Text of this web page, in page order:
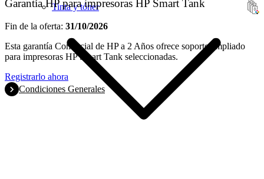
Tinta y tóner
Garantía HP para impresoras HP Smart Tank
Fin de la oferta: 31/10/2026
Esta garantía Comercial de HP a 2 Años ofrece soporte ampliado
para impresoras HP Smart Tank seleccionadas.
Registrarlo ahora
Condiciones Generales